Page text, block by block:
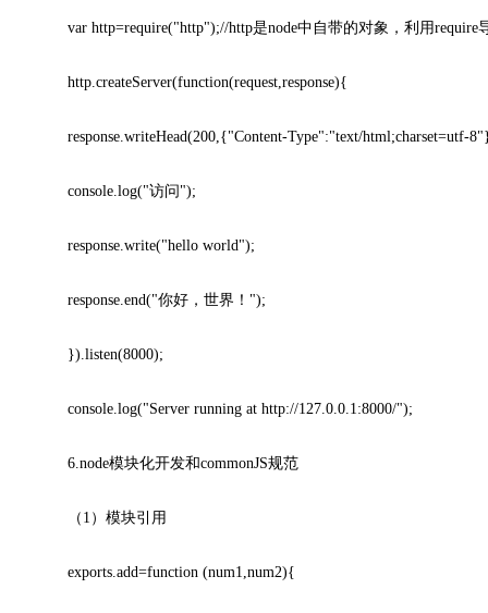
var http=require("http");//http是node中自带的对象，利用require
http.createServer(function(request,response){
response.writeHead(200,{"Content-Type":"text/html;charset=utf-
console.log("访问");
response.write("hello world");
response.end("你好，世界！");
}).listen(8000);
console.log("Server running at http://127.0.0.1:8000/");
6.node模块化开发和commonJS规范
（1）模块引用
exports.add=function (num1,num2){